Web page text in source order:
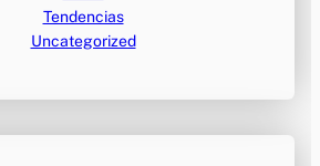
Tendencias
Uncategorized